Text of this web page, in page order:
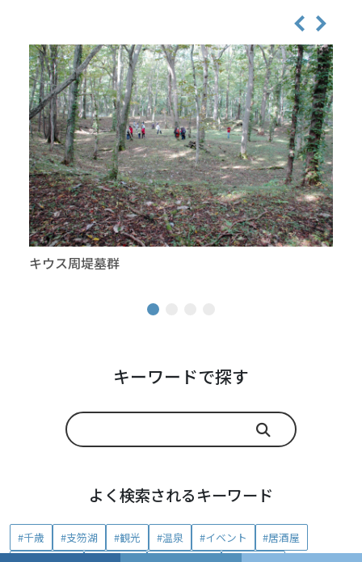
キウス周堤墓群
キーワードで探す
よく検索されるキーワード
#千歳 #支笏湖 #観光 #温泉 #イベント
#居酒屋